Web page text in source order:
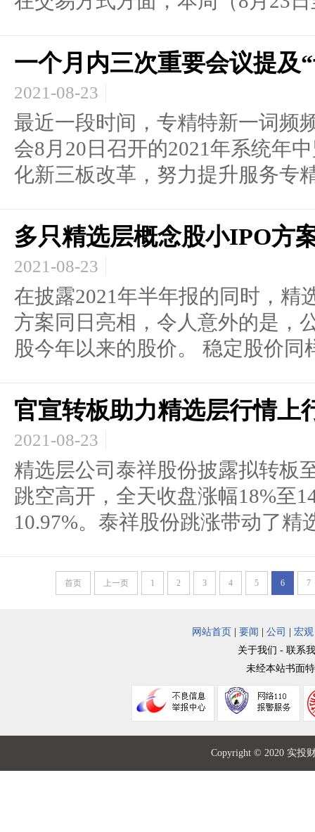
一个月内三次重要会议提及
2021-08-23
最近一段时间，专精特新一词频
会8月20日召开的2021年系统年
化新三板改革，努力提升服务专
多只精选层概念股小IPO方
2021-08-23
在披露2021年半年报的同时，精
方案同日亮相，令人意外的是，
股今年以来的股价。 稳定股价同
官宣转板助力精选层行情上
2021-08-23
精选层公司泰祥股份披露拟转板
跳空高开，全天收盘涨幅18%至
10.97%。泰祥股份跳涨带动了精
首页 上一页 1 2 3 4 5 6 7
网站首页 要闻 公司 宏观
关于我们 - 联系
未经本站书面
Copyright © 2020 实投